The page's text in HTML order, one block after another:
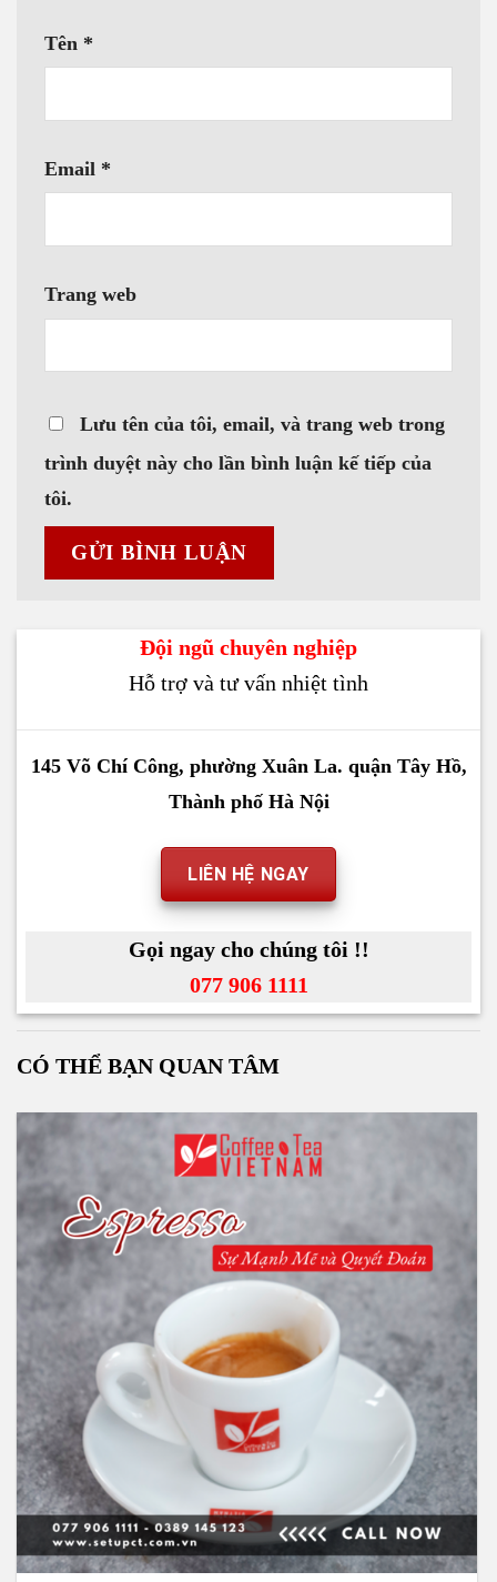
Tên *
Email *
Trang web
Lưu tên của tôi, email, và trang web trong
trình duyệt này cho lần bình luận kế tiếp của
tôi.
Đội ngũ chuyên nghiệp
Hỗ trợ và tư vấn nhiệt tình
145 Võ Chí Công, phường Xuân La. quận Tây Hồ,
Thành phố Hà Nội
LIÊN HỆ NGAY
Gọi ngay cho chúng tôi !!
077 906 1111
CÓ THỂ BẠN QUAN TÂM